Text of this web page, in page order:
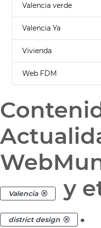
Valencia verde
Valencia Ya
Vivienda
Web FDM
Valencia y
district design .